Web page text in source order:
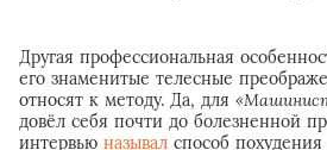
Другая профессиональная
его знаменитые телесные
относят к методу. Да, для
довёл себя почти до болезненной
интервью называл способ